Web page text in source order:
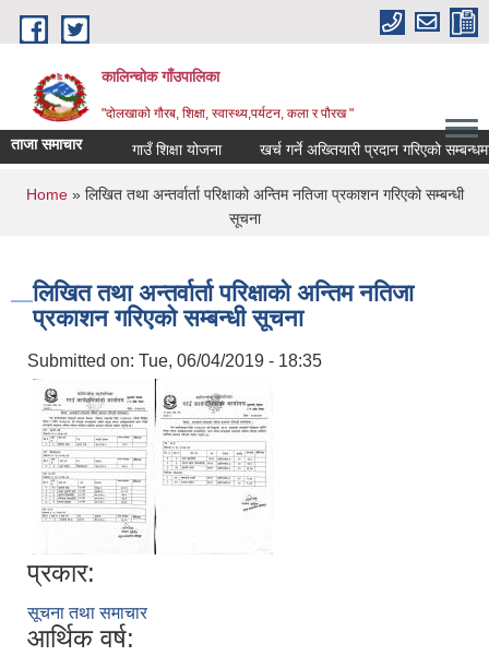
Skip to main content
कालिन्चोक गाँउपालिका
"दोलखाको गौरब, शिक्षा, स्वास्थ्य,पर्यटन, कला र पौरख "
ताजा समाचार गाउँ शिक्षा योजना खर्च गर्ने अख्तियारी प्रदान गरिएको
You are here
Home» लिखित तथा अन्तर्वार्ता परिक्षाको अन्तिम नतिजा प्रकाशन गरिएको सम्बन्धी
सूचना
लिखित तथा अन्तर्वार्ता परिक्षाको अन्तिम नतिजा
प्रकाशन गरिएको सम्बन्धी सूचना
Submitted on: Tue, 06/04/2019 - 18:35
प्रकार:
सूचना तथा समाचार
आर्थिक वर्ष: